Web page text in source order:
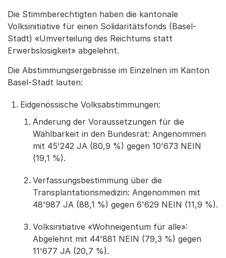
Die Stimmberechtigten haben die kantonale
Volksinitiative für einen Solidaritätsfonds (Basel-
Stadt) «Umverteilung des Reichtums statt
Erwerbslosigkeit» abgelehnt.
Die Abstimmungsergebnisse im Einzelnen im Kanton
Basel-Stadt lauten:
Eidgenössische Volksabstimmungen:
Änderung der Voraussetzungen für die
Wählbarkeit in den Bundesrat: Angenommen
mit 45'242 JA (80,9 %) gegen 10'673 NEIN
(19,1 %).
Verfassungsbestimmung über die
Transplantationsmedizin: Angenommen mit
48'987 JA (88,1 %) gegen 6'629 NEIN (11,9 %).
Volksinitiative «Wohneigentum für alle»:
Abgelehnt mit 44'881 NEIN (79,3 %) gegen
11'677 JA (20,7 %).